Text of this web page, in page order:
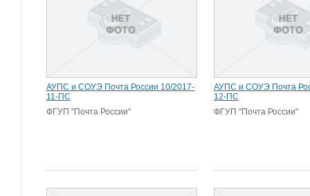
АУПС и СОУЭ Почта России 10/2017-
11-ПС
ФГУП "Почта России"
АУПС и СОУЭ Почта
12-ПС
ФГУП "Почта России"